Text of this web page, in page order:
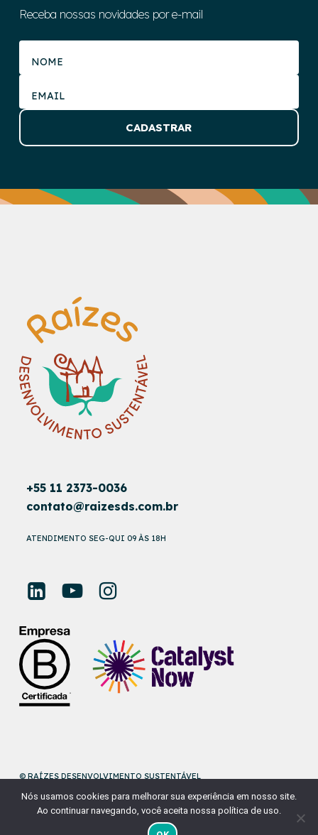
Receba nossas novidades por e-mail
+55 11 2373-0036
contato@raizesds.com.br
ATENDIMENTO SEG-QUI 09 ÀS 18H
© RAÍZES DESENVOLVIMENTO SUSTENTÁVEL
DESENVOLVIDO PORNAÇÃODESIGN
Nós usamos cookies para melhorar sua experiência em nosso site.
Ao continuar navegando, você aceita nossa política de uso.